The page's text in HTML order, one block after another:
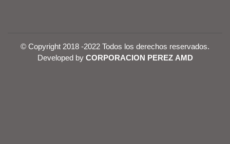
© Copyright 2018 -2022 Todos los derechos reservados.
Developed by CORPORACION PEREZ AMD